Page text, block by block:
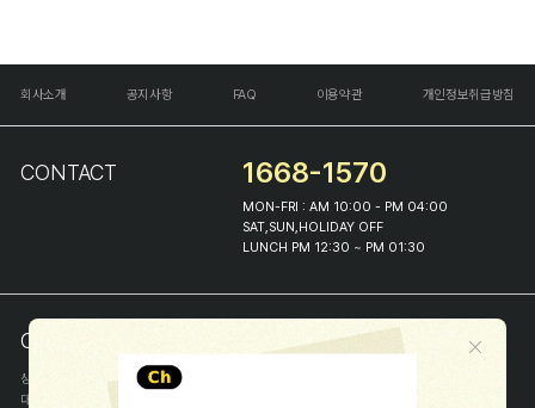
회사소개 공지사항 FAQ 이용약관 개인정보취급방침
CONTACT 1668-1570
MON-FRI : AM 10:00 - PM 04:00
SAT,SUN,HOLIDAY OFF
LUNCH PM 12:30 ~ PM 01:30
COMPANY INFO
상호
(주)해피프린스
대표